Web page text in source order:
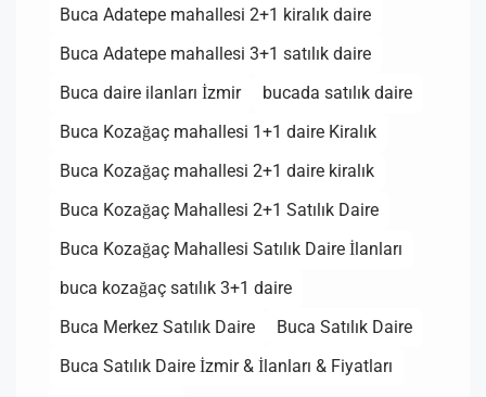
Buca Adatepe mahallesi 2+1 kiralık daire
Buca Adatepe mahallesi 3+1 satılık daire
Buca daire ilanları İzmir
bucada satılık daire
Buca Kozağaç mahallesi 1+1 daire Kiralık
Buca Kozağaç mahallesi 2+1 daire kiralık
Buca Kozağaç Mahallesi 2+1 Satılık Daire
Buca Kozağaç Mahallesi Satılık Daire İlanları
buca kozağaç satılık 3+1 daire
Buca Merkez Satılık Daire
Buca Satılık Daire
Buca Satılık Daire İzmir & İlanları & Fiyatları